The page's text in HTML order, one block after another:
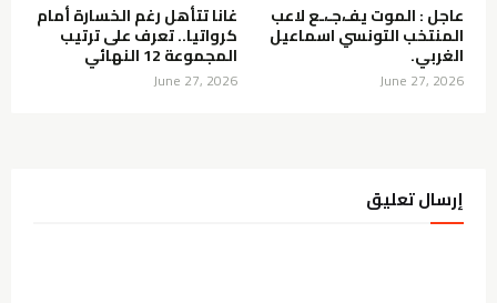
عاجل : الموت يفـ،جـ،ـع لاعب
المنتخب التونسي اسماعيل
الغربي.
June 27, 2026
غانا تتأهل رغم الخسارة أمام
كرواتيا.. تعرف على ترتيب
المجموعة 12 النهائي
June 27, 2026
إرسال تعليق